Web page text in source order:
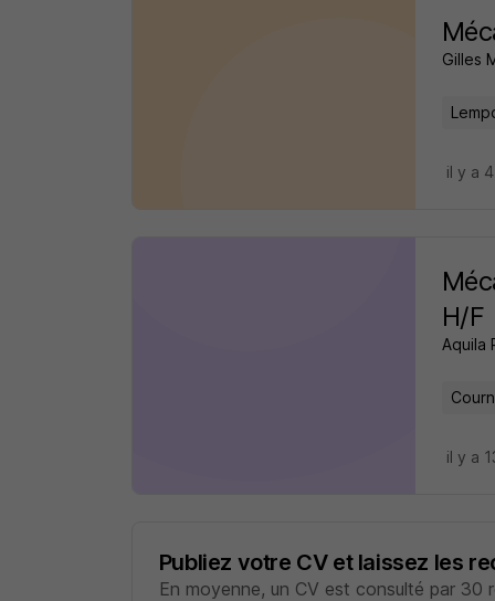
Gilles
il y a
H/F
Aquila
il y a
Publiez votre CV et laissez les
En moyenne, un CV est consulté par 30